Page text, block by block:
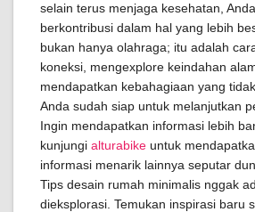
selain terus menjaga kesehatan,
berkontribusi dalam hal yang lebih
bukan hanya olahraga; itu adalah
koneksi, mengexplore keindahan
mendapatkan kebahagiaan yang
Anda sudah siap untuk melanjutkan
Ingin mendapatkan informasi lebih
kunjungi alturabike untuk
informasi menarik lainnya seputar
Tips desain rumah minimalis nggak
dieksplorasi. Temukan inspirasi baru